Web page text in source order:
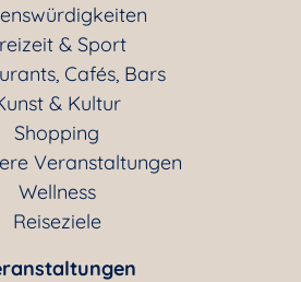
& Sport
Cafés, Bars
& Kultur
Shopping
Veranstaltungen
Wellness
Reiseziele